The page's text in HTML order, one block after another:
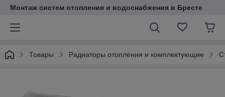
Монтаж систем отопления и водоснабжения в Бресте
Товары Радиаторы отопления и комплектующие